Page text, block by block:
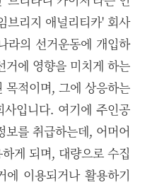
브리지 애널리티카' 회사
라의 선거운동에 개입하
거에 영향을 미치게 하는
목적이며, 그에 상응하는
입니다. 여기에 주인공
를 취급하는데, 어머어
게 되며, 대량으로 수집
이용되거나 활용하기